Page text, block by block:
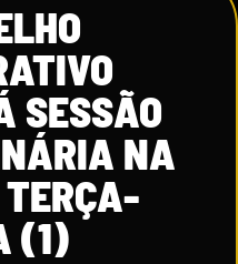
SESSÃO
NA
(1)